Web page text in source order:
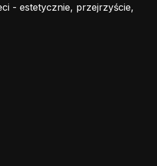
- estetycznie, przejrzyście,